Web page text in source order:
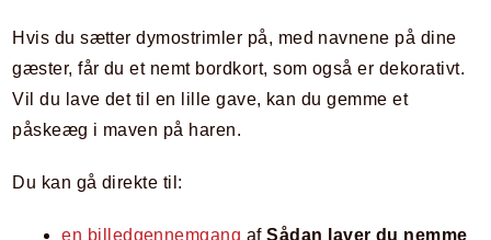
Hvis du sætter dymostrimler på, med navnene på dine
gæster, får du et nemt bordkort, som også er dekorativt.
Vil du lave det til en lille gave, kan du gemme et
påskeæg i maven på haren.
Du kan gå direkte til:
en billedgennemgang afSådan laver du nemme